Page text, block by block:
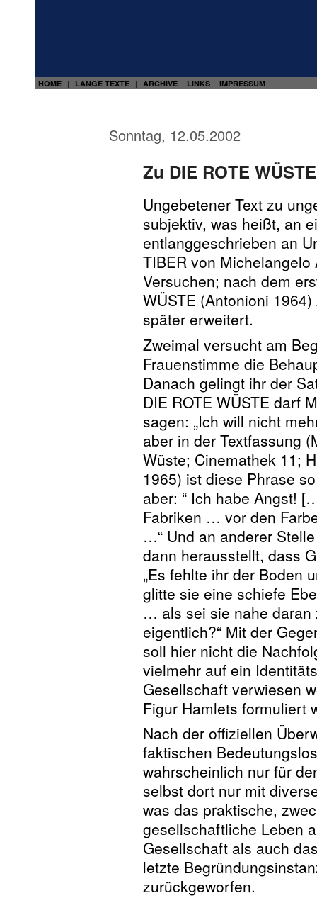
HOME | LANGE TEXTE | ARCHIVE LINKS IMPRESSUM
Sonntag, 12.05.2002
Zu DIE ROTE
Ungebetener Text zu
subjektiv, was heißt, an
entlanggeschrieben an
TIBER von
Versuchen; nach dem
WÜSTE (Antonioni
später erweitert.
Zweimal versucht am
Frauenstimme die
Danach gelingt ihr der
DIE ROTE WÜSTE darf
sagen: „Ich will nicht
aber in der Textfassung
Wüste; Cinemathek 11;
1965) ist diese Phrase
aber: “ Ich habe Angst!
Fabriken … vor den
…“ Und an anderer
dann herausstellt, dass
„Es fehlte ihr der Boden
glitte sie eine schiefe
… als sei sie nahe
eigentlich?“ Mit der
soll hier nicht die
vielmehr auf ein
Gesellschaft verwiesen
Figur Hamlets formuliert
Nach der offiziellen
faktischen
wahrscheinlich nur für
selbst dort nur mit
was das praktische,
gesellschaftliche Leben
Gesellschaft als auch
letzte
zurückgeworfen.